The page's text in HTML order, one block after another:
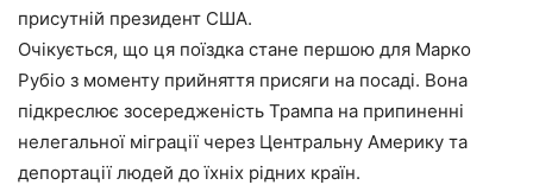
присутній президент США.
Очікується, що ця поїздка стане першою для Марко
Рубіо з моменту прийняття присяги на посаді. Вона
підкреслює зосередженість Трампа на припиненні
нелегальної міграції через Центральну Америку та
депортації людей до їхніх рідних країн.